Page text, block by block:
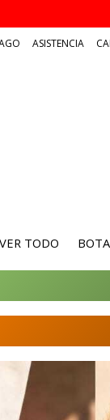
ASISTENCIA
VER TODO